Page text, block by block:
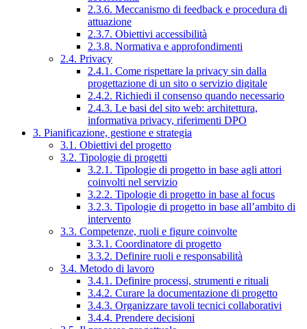
2.3.6. Meccanismo di feedback e procedura di
attuazione
2.3.7. Obiettivi accessibilità
2.3.8. Normativa e approfondimenti
2.4. Privacy
2.4.1. Come rispettare la privacy sin dalla
progettazione di un sito o servizio digitale
2.4.2. Richiedi il consenso quando necessario
2.4.3. Le basi del sito web: architettura,
informativa privacy, riferimenti DPO
3. Pianificazione, gestione e strategia
3.1. Obiettivi del progetto
3.2. Tipologie di progetti
3.2.1. Tipologie di progetto in base agli attori
coinvolti nel servizio
3.2.2. Tipologie di progetto in base al focus
3.2.3. Tipologie di progetto in base all’ambito di
intervento
3.3. Competenze, ruoli e figure coinvolte
3.3.1. Coordinatore di progetto
3.3.2. Definire ruoli e responsabilità
3.4. Metodo di lavoro
3.4.1. Definire processi, strumenti e rituali
3.4.2. Curare la documentazione di progetto
3.4.3. Organizzare tavoli tecnici collaborativi
3.4.4. Prendere decisioni